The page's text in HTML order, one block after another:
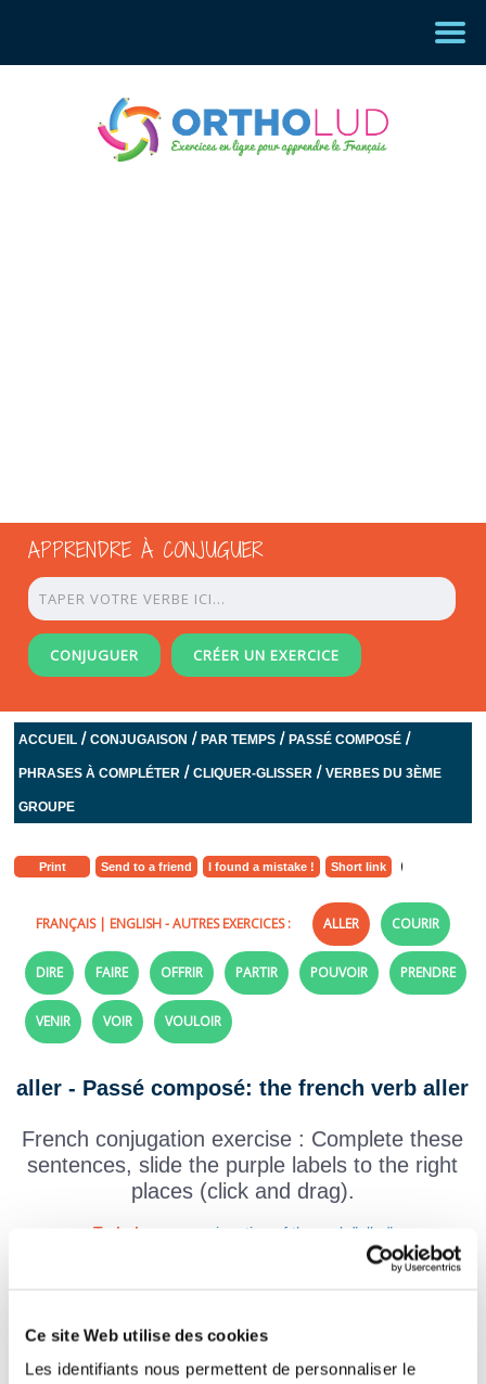
Ce site Web utilise des cookies
Les identifiants nous permettent de personnaliser le
APPRENDRE À CONJUGUER
CONJUGUER CRÉER UN EXERCICE
ACCUEIL /CONJUGAISON /PAR TEMPS /PASSÉ COMPOSÉ /
PHRASES À COMPLÉTER /CLIQUER-GLISSER /VERBES DU 3ÈME
GROUPE
Print Send to a friend I found a mistake ! Short link
FRANÇAIS| ENGLISH- AUTRES EXERCICES : ALLER COURIR
DIRE FAIRE OFFRIR PARTIR POUVOIR PRENDRE
VENIR VOIR VOULOIR
aller - Passé composé: the french verb aller
French conjugation exercise : Complete these
sentences, slide the purple labels to the right
places (click and drag).
To help you: conjugation of the verb "aller"
Je
Vous chercher les enfants à